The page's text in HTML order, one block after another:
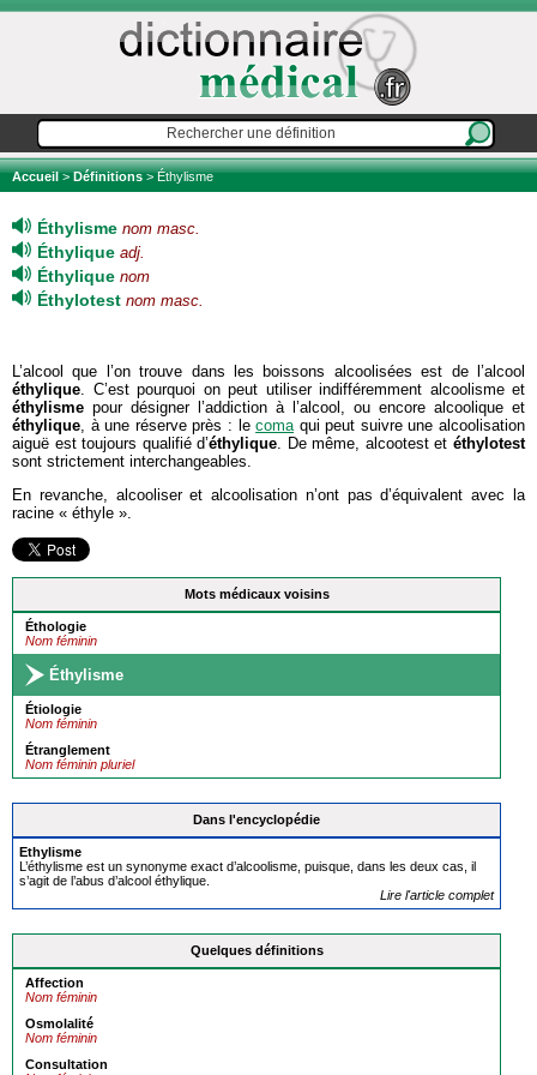
Accueil>Définitions> Éthylisme
Mots médicaux voisins
Éthologie
Nom féminin
Éthylisme
Étiologie
Nom féminin
Étranglement
Nom féminin pluriel
Dans l'encyclopédie
Ethylisme
L’éthylisme est un synonyme exact d’alcoolisme, puisque, dans les deux cas, il
s’agit de l’abus d’alcool éthylique.
Lire l'article complet
Quelques définitions
Affection
Nom féminin
Osmolalité
Nom féminin
Consultation
Éthylisme nom masc.
Éthylique adj.
Éthylique nom
Éthylotest nom masc.
L’alcool que l’on trouve dans les boissons alcoolisées est de l’alcool
éthylique. C’est pourquoi on peut utiliser indifféremment alcoolisme et
éthylisme pour désigner l’addiction à l’alcool, ou encore alcoolique et
éthylique, à une réserve près : lecomaqui peut suivre une alcoolisation
aiguë est toujours qualifié d’éthylique. De même, alcootest etéthylotest
sont strictement interchangeables.
En revanche, alcooliser et alcoolisation n’ont pas d’équivalent avec la
racine « éthyle ».